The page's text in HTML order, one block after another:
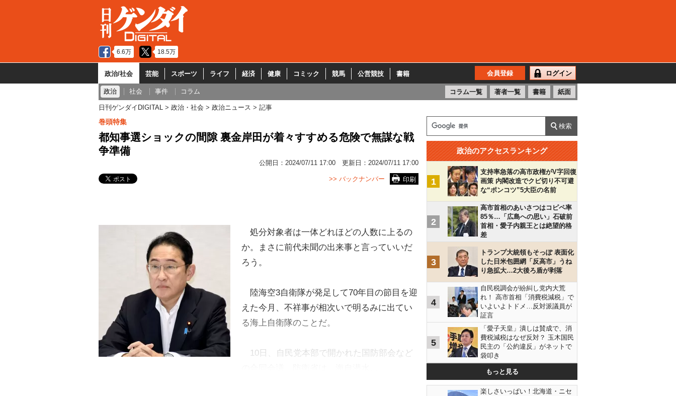
6.6万 18.5万
政治/社会 芸能 スポーツ ライフ 経済 健康 コミック 競馬 公営競技 書籍 会員登録 ログイン
政治 社会 事件 コラム コラム一覧 著者一覧 書籍 紙面
日刊ゲンダイDIGITAL 政治・社会 政治ニュース 記事
巻頭特集
都知事選ショックの間隙 裏金岸田が着々すすめる危険で無謀な戦
争準備
公開日： 2024/07/11 17:00 更新日： 2024/07/11 17:00
印刷
>> バックナンバー
処分対象者は一体どれほどの人数に上るの
か。まさに前代未聞の出来事と言っていいだ
ろう。
陸海空3自衛隊が発足して70年目の節目を迎
えた今月、不祥事が相次いで明るみに出てい
る海上自衛隊のことだ。
10日、自民党本部で開かれた国防部会など
政治のアクセスランキング
1
支持率急落の高市政権がV字回復
画策 内閣改造でクビ切り不可避
な“ポンコツ”5大臣の名前
2
高市首相のあいさつはコピペ率
85％…「広島への思い」石破前
首相・愛子内親王とは絶望的格
差
3
トランプ大統領もそっぽ 表面化
した日米包囲網「反高市」うね
り急拡大…2大後ろ盾が剥落
4
自民税調会が紛糾し党内大荒
れ！ 高市首相「消費税減税」で
いよいよトドメ…反対派議員が
証言
5
「愛子天皇」潰しは賛成で、消
費税減税はなぜ反対？ 玉木国民
民主の「公約違反」がネットで
袋叩き
もっと見る
楽しさいっぱい！北海道・ニセ